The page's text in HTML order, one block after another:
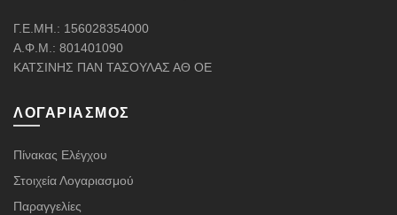
Γ.Ε.ΜΗ.: 156028354000
Α.Φ.Μ.: 801401090
ΚΑΤΣΙΝΗΣ ΠΑΝ ΤΑΣΟΥΛΑΣ ΑΘ ΟΕ
ΛΟΓΑΡΙΑΣΜΌΣ
Πίνακας Ελέγχου
Στοιχεία Λογαριασμού
Παραγγελίες